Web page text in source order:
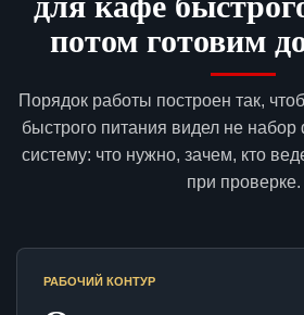
потом готовим
Порядок работы построен так,
быстрого питания видел не
систему: что нужно, зачем, кто
при проверке.
РАБОЧИЙ КОНТУР